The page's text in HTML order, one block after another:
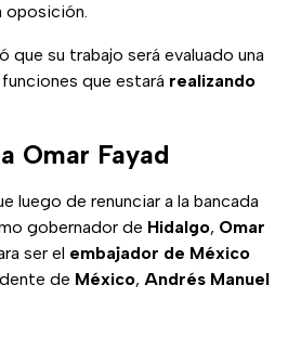
oposición.
que su trabajo será evaluado una
que estará realizando
Omar Fayad
luego de renunciar a la bancada
gobernador de Hidalgo, Omar
ser el embajador de México
de México, Andrés Manuel